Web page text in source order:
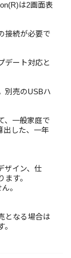
は2画面表
接続が必要で
デート対応と
別売のUSBハ
、一般家庭で
出した、一年
ザイン、仕
す。
。
となる場合は